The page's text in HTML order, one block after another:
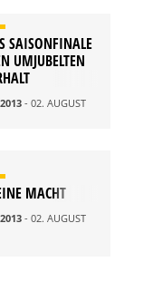
SAISONFINALE
UMJUBELTEN
- 02. AUGUST
MACHT
- 02. AUGUST